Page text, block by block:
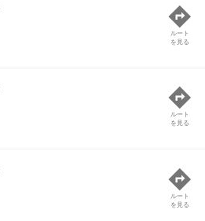
ルート
を見る
ルート
を見る
ルート
を見る